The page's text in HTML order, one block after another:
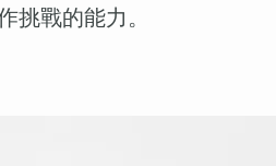
挑戰的能力。